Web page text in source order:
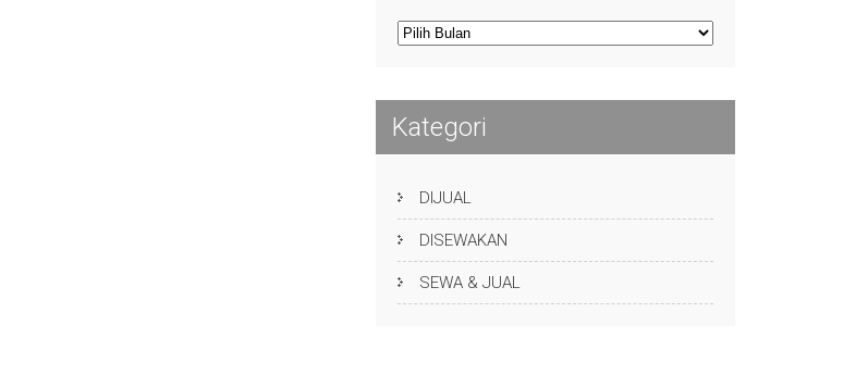
Arsip
Kategori
DIJUAL
DISEWAKAN
SEWA & JUAL